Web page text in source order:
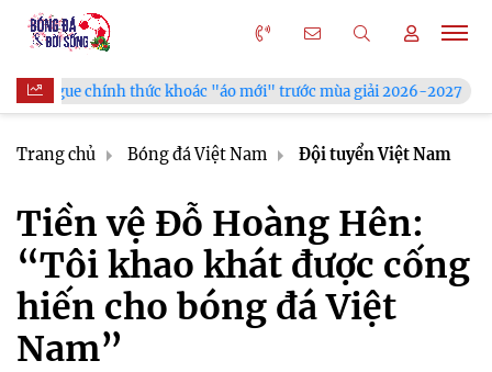
thức khoác "áo mới" trước mùa giải 2026-2027 Xã Hùng
Trang chủ Bóng đá Việt Nam Đội tuyển Việt Nam
Tiền vệ Đỗ Hoàng Hên:
“Tôi khao khát được cống
hiến cho bóng đá Việt
Nam”